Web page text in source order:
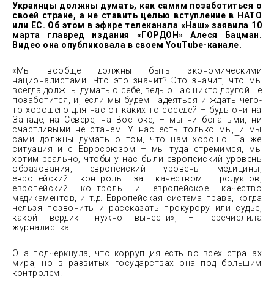
Украинцы должны думать, как самим позаботиться о
своей стране, а не ставить целью вступление в НАТО
или ЕС. Об этом в эфире телеканала «Наш» заявила 10
марта главред издания «ГОРДОН» Алеся Бацман.
Видео она опубликовала в своем YouTube-канале.
«Мы вообще должны быть экономическими
националистами. Что это значит? Это значит, что мы
всегда должны думать о себе, ведь о нас никто другой не
позаботится, и, если мы будем надеяться и ждать чего-
то хорошего для нас от каких-то соседей – будь они на
Западе, на Севере, на Востоке, – мы ни богатыми, ни
счастливыми не станем. У нас есть только мы, и мы
сами должны думать о том, что нам хорошо. Та же
ситуация и с Евросоюзом – мы туда стремимся, мы
хотим реально, чтобы у нас были европейский уровень
образования, европейский уровень медицины,
европейский контроль за качеством продуктов,
европейский контроль и европейское качество
медикаментов, и т.д. Европейская система права, когда
нельзя позвонить и рассказать прокурору или судье,
какой вердикт нужно вынести», – перечислила
журналистка.
Она подчеркнула, что коррупция есть во всех странах
мира, но в развитых государствах она под большим
контролем.